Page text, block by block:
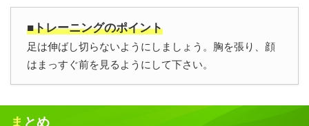
■トレーニングのポイント
足は伸ばし切らないようにしましょう。胸を張り、顔
はまっすぐ前を見るようにして下さい。
まとめ